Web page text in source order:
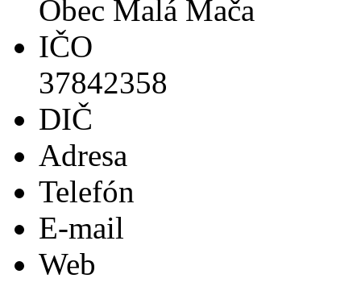
Obec Malá Mača
IČO
37842358
DIČ
Adresa
Telefón
E-mail
Web